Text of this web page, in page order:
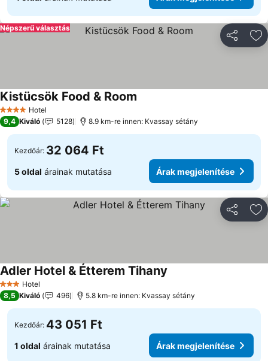
Népszerű választás
4 KategóriaHotel
Kistücsök Food & Room
9,4 Kiváló 5128 8.9 km-re innen: Kvassay sétány
Kezdőár: 32 064 Ft
5 oldal árainak mutatása Árak megjelenítése
3 Kategória
Hotel
Adler Hotel & Étterem Tihany
8,5 Kiváló 496 5.8 km-re innen: Kvassay sétány
Kezdőár: 43 051 Ft
1 oldal árainak mutatása Árak megjelenítése